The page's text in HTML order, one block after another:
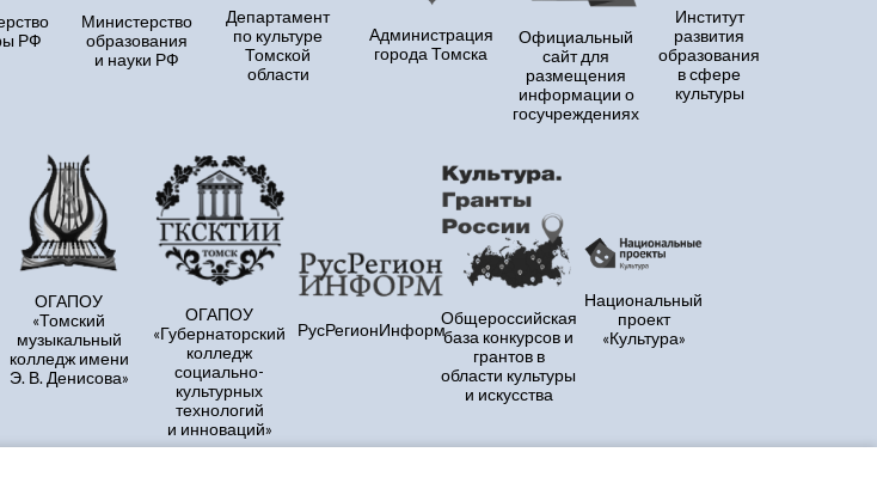
РФ
Министерство
образования
и науки РФ
Департамент
по культуре
Томской
области
Администрация
города Томска
Официальный
сайт для
размещения
информации о
госучреждениях
Институт
развития
образования
в сфере
культуры
ОГАПОУ
«Томский
музыкальный
колледж имени
Э. В. Денисова»
ОГАПОУ
«Губернаторский
колледж
социально-
культурных
технологий
и инноваций»
РусРегионИнформ
Общероссийская
база конкурсов и
грантов в
области культуры
и искусства
Национальный
проект
«Культура»